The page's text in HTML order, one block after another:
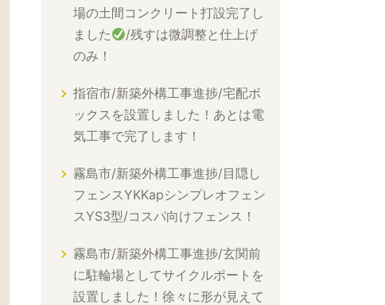
場の土間コンクリート打設完了し
ました
/残すは微調整と仕上げ
のみ！
指宿市/新築外構工事進捗/宅配ボ
ックスを設置しました！あとは電
気工事で完了します！
霧島市/新築外構工事進捗/目隠し
フェンスYKKapシンプレオフェン
スYS3型/コスパ向けフェンス！
霧島市/新築外構工事進捗/玄関前
に駐輪場としてサイクルポートを
設置しました！徐々に形が見えて